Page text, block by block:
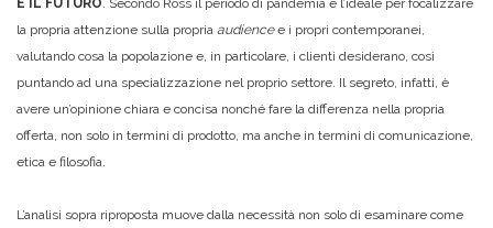
È IL FUTURO. Secondo Ross il periodo di pandemia è l’ideale per focalizzare
la propria attenzione sulla propria audiencee i propri contemporanei,
valutando cosa la popolazione e, in particolare, i clienti desiderano, così
puntando ad una specializzazione nel proprio settore. Il segreto, infatti, è
avere un’opinione chiara e concisa nonché fare la differenza nella propria
offerta, non solo in termini di prodotto, ma anche in termini di comunicazione,
etica e filosofia.
L’analisi sopra riproposta muove dalla necessità non solo di esaminare come